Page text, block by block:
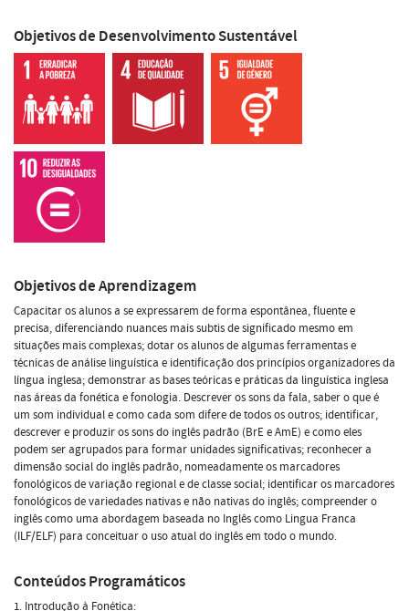
Objetivos de Desenvolvimento Sustentável
Objetivos de Aprendizagem
Capacitar os alunos a se expressarem de forma espontânea, fluente e
precisa, diferenciando nuances mais subtis de significado mesmo em
situações mais complexas; dotar os alunos de algumas ferramentas e
técnicas de análise linguística e identificação dos princípios organizadores da
língua inglesa; demonstrar as bases teóricas e práticas da linguística inglesa
nas áreas da fonética e fonologia. Descrever os sons da fala, saber o que é
um som individual e como cada som difere de todos os outros; identificar,
descrever e produzir os sons do inglês padrão (BrE e AmE) e como eles
podem ser agrupados para formar unidades significativas; reconhecer a
dimensão social do inglês padrão, nomeadamente os marcadores
fonológicos de variação regional e de classe social; identificar os marcadores
fonológicos de variedades nativas e não nativas do inglês; compreender o
inglês como uma abordagem baseada no Inglês como Lingua Franca
(ILF/ELF) para conceituar o uso atual do inglês em todo o mundo.
Conteúdos Programáticos
1. Introdução à Fonética: